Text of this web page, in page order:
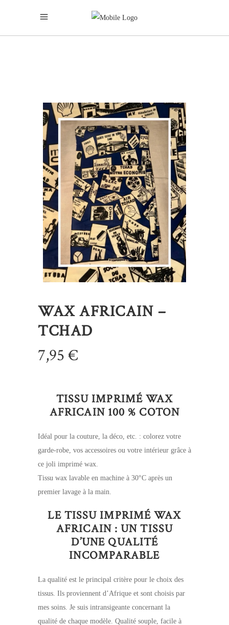
WAX AFRICAIN –
TCHAD
7,95€
TISSU IMPRIMÉ WAX
AFRICAIN 100 % COTON
Idéal pour la couture, la déco, etc. : colorez votre
garde-robe, vos accessoires ou votre intérieur grâce à
ce joli imprimé wax.
Tissu wax lavable en machine à 30°C après un
premier lavage à la main.
LE TISSU IMPRIMÉ WAX
AFRICAIN : UN TISSU
D’UNE QUALITÉ
INCOMPARABLE
La qualité est le principal critère pour le choix des
tissus. Ils proviennent d’Afrique et sont choisis par
mes soins. Je suis intransigeante concernant la
qualité de chaque modèle. Qualité souple, facile à